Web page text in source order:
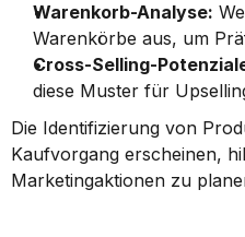
Warenkorb-Analyse:
Warenkörbe aus, um
Cross-Selling-
diese Muster für
Die Identifizierung von
Kaufvorgang erscheinen,
Marketingaktionen zu